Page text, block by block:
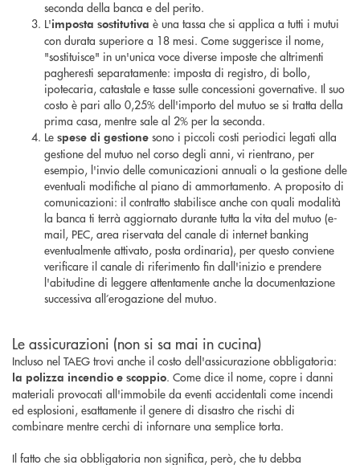
seconda della banca e del perito.
L'imposta sostitutiva è una tassa che si applica a tutti i mutui
con durata superiore a 18 mesi. Come suggerisce il nome,
"sostituisce" in un'unica voce diverse imposte che altrimenti
pagheresti separatamente: imposta di registro, di bollo,
ipotecaria, catastale e tasse sulle concessioni governative. Il suo
costo è pari allo 0,25% dell'importo del mutuo se si tratta della
prima casa, mentre sale al 2% per la seconda.
Le spese di gestione sono i piccoli costi periodici legati alla
gestione del mutuo nel corso degli anni, vi rientrano, per
esempio, l'invio delle comunicazioni annuali o la gestione delle
eventuali modifiche al piano di ammortamento. A proposito di
comunicazioni: il contratto stabilisce anche con quali modalità
la banca ti terrà aggiornato durante tutta la vita del mutuo (e-
mail, PEC, area riservata del canale di internet banking
eventualmente attivato, posta ordinaria), per questo conviene
verificare il canale di riferimento fin dall'inizio e prendere
l'abitudine di leggere attentamente anche la documentazione
successiva all’erogazione del mutuo.
Le assicurazioni (non si sa mai in cucina)
Incluso nel TAEG trovi anche il costo dell'assicurazione obbligatoria:
la polizza incendio e scoppio. Come dice il nome, copre i danni
materiali provocati all'immobile da eventi accidentali come incendi
ed esplosioni, esattamente il genere di disastro che rischi di
combinare mentre cerchi di infornare una semplice torta.
Il fatto che sia obbligatoria non significa, però, che tu debba